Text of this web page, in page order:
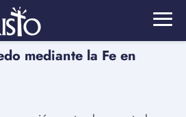
mediante la Fe en